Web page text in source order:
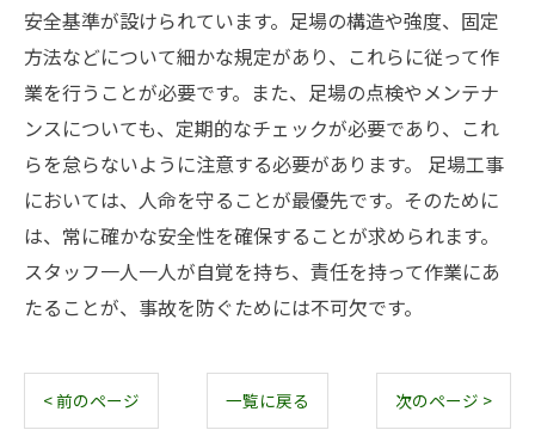
安全基準が設けられています。足場の構造や強度、固定
方法などについて細かな規定があり、これらに従って作
業を行うことが必要です。また、足場の点検やメンテナ
ンスについても、定期的なチェックが必要であり、これ
らを怠らないように注意する必要があります。 足場工事
においては、人命を守ることが最優先です。そのために
は、常に確かな安全性を確保することが求められます。
スタッフ一人一人が自覚を持ち、責任を持って作業にあ
たることが、事故を防ぐためには不可欠です。
< 前のページ 一覧に戻る 次のページ >